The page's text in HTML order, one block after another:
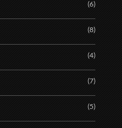
(6)
(8)
(4)
(7)
(5)